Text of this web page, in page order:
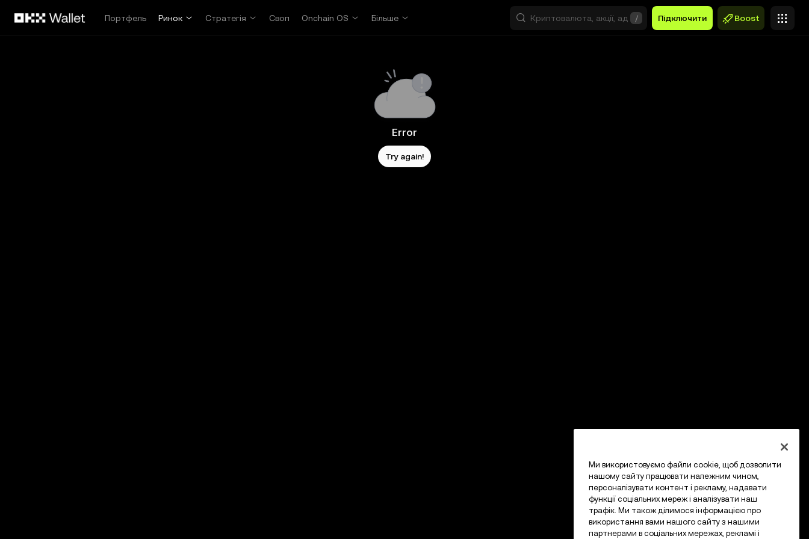
Портфель
Ринок Стратегія Своп Onchain OS Більше / Підключити Boost
Error
Try again!
Ми використовуємо файли cookie, щоб дозволити
нашому сайту працювати належним чином,
персоналізувати контент і рекламу, надавати
функції соціальних мереж і аналізувати наш
трафік. Ми також ділимося інформацією про
використання вами нашого сайту з нашими
партнерами в соціальних мережах, рекламі і